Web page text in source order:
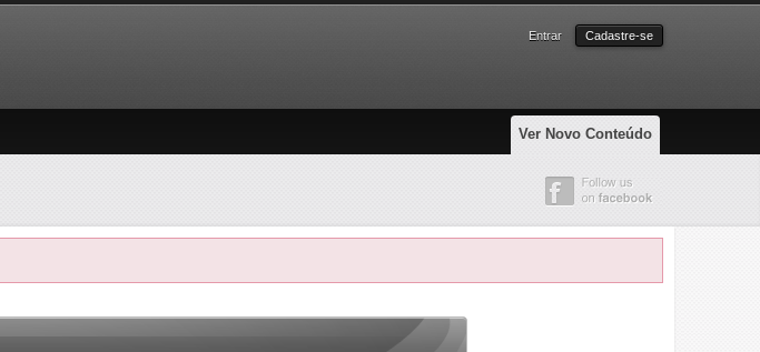
Entrar Cadastre-se
Ver Novo Conteúdo